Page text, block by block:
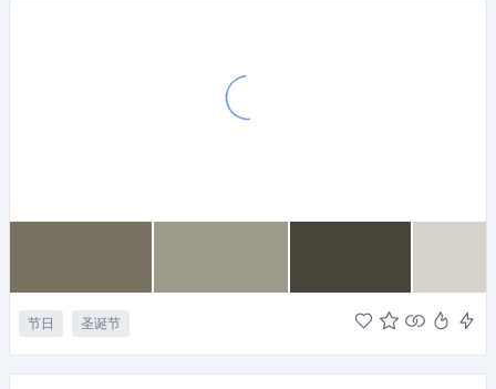
节日 圣诞节